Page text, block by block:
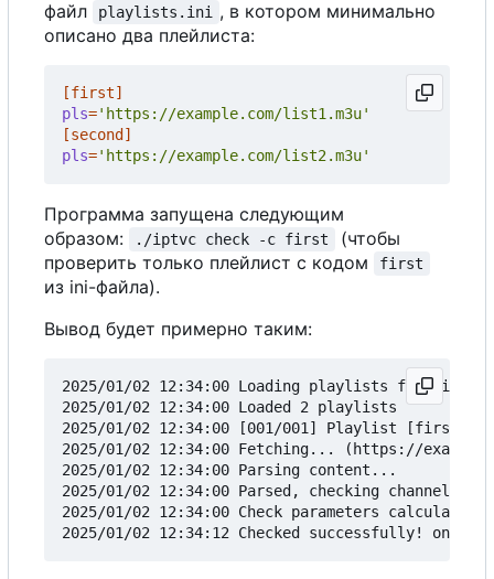
файл
playlists.ini , в котором минимально
описано два плейлиста:
[first]
pls='https://example.com/list1.m3u'
[second]
pls='https://example.com/list2.m3u'
Программа запущена следующим
образом:
./iptvc check -c first
(чтобы
проверить только плейлист с кодом
first
из ini-файла).
Вывод будет примерно таким:
2025/01/02 12:34:00 Loading playlists from
2025/01/02 12:34:00 Loaded 2 playlists
2025/01/02 12:34:00 [001/001] Playlist [first]
2025/01/02 12:34:00 Fetching... (https://
2025/01/02 12:34:00 Parsing content...
2025/01/02 12:34:00 Parsed, checking channels
2025/01/02 12:34:00 Check parameters